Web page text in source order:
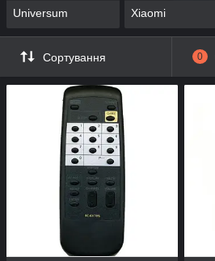
Universum Xiaomi
Сортування 0